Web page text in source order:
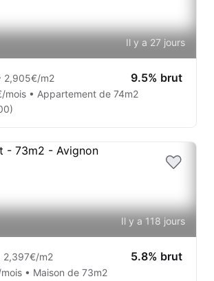
Il y a 27 jours
2,905€/m2 9.5% brut
mois • Appartement de 74m2
Il y a 118 jours
2,397€/m2 5.8% brut
• Maison de 73m2